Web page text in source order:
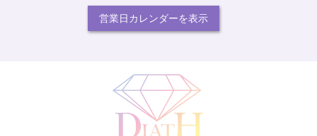
営業日カレンダーを表示